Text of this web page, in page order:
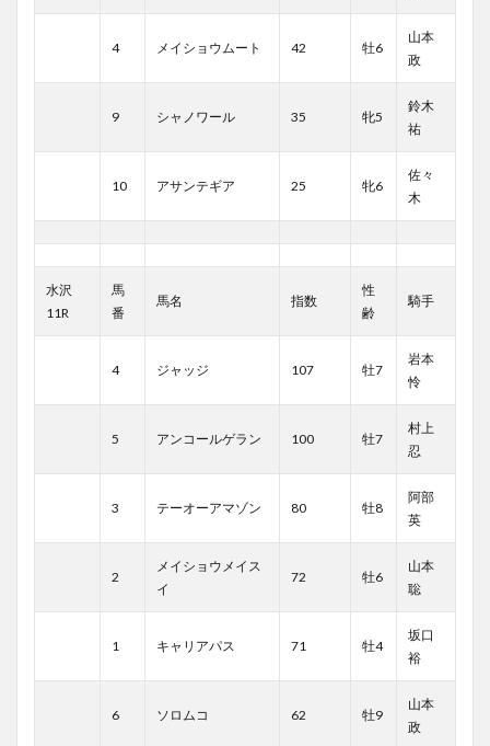
4 メイショウムート 42 牡6
山本
政
9 シャノワール 35 牝5
鈴木
祐
10 アサンテギア 25 牝6
佐々
木
水沢
11R
馬
番
馬名 指数
性
齢
騎手
4 ジャッジ 107 牡7
岩本
怜
5 アンコールゲラン 100 牡7
村上
忍
3 テーオーアマゾン 80 牡8
阿部
英
2
メイショウメイス
イ
72 牡6
山本
聡
1 キャリアパス 71 牡4
坂口
裕
6 ソロムコ 62 牡9
山本
政